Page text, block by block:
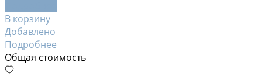
В корзину
Добавлено
Подробнее
Общая стоимость